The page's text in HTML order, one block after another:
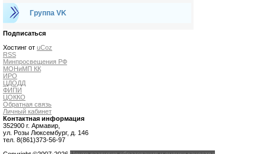
Группа VK
Подписаться
Хостинг от uCoz
RSS
Минпросвещения РФ
МОНиМП КК
ИРО
ЦДОДД
ФИПИ
ЦОККО
Обратная связь
Личный кабинет
Контактная информация
352900 г. Армавир,
ул. Розы Люксембург, д. 146
тел. 8(861)373-56-97